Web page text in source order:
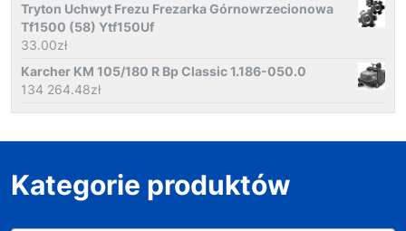
Tryton Uchwyt Frezu Frezarka Górnowrzecionowa
Tf1500 (58) Ytf150Uf
33.00zł
Karcher KM 105/180 R Bp Classic 1.186-050.0
134 264.48zł
Kategorie produktów